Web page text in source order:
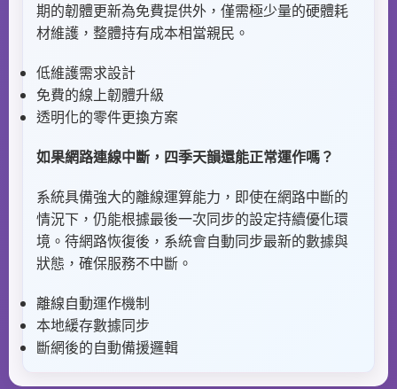
期的韌體更新為免費提供外，僅需極少量的硬體耗
材維護，整體持有成本相當親民。
低維護需求設計
免費的線上韌體升級
透明化的零件更換方案
如果網路連線中斷，四季天韻還能正常運作嗎？
系統具備強大的離線運算能力，即使在網路中斷的
情況下，仍能根據最後一次同步的設定持續優化環
境。待網路恢復後，系統會自動同步最新的數據與
狀態，確保服務不中斷。
離線自動運作機制
本地緩存數據同步
斷網後的自動備援邏輯